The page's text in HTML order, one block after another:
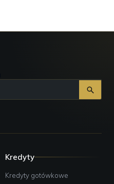
Kredyty
Kredyty gotówkowe